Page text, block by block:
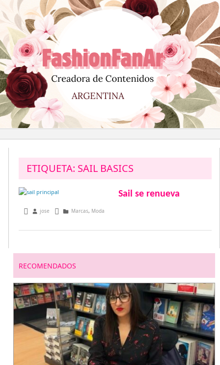
al
contenido
ETIQUETA: SAIL BASICS
Sail se renueva
marzo 5, 2013
jose Marcas, Moda
RECOMENDADOS